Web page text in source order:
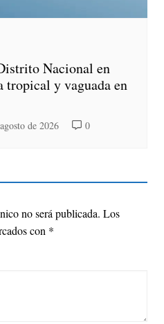
Nacional en
tropical y vaguada en
de 2026 0
no será publicada. Los
con *